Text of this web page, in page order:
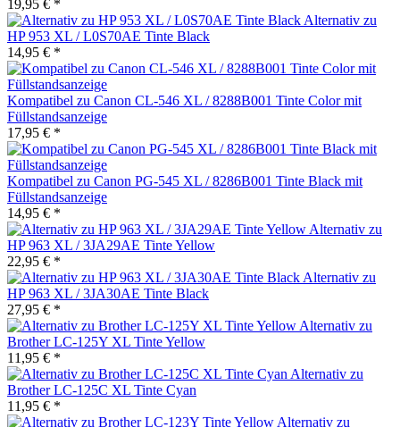
19,95 € *
Alternativ zu
HP 953 XL / L0S70AE Tinte Black
14,95 € *
Kompatibel zu Canon CL-546 XL / 8288B001 Tinte Color mit
Füllstandsanzeige
17,95 € *
Kompatibel zu Canon PG-545 XL / 8286B001 Tinte Black mit
Füllstandsanzeige
14,95 € *
Alternativ zu
HP 963 XL / 3JA29AE Tinte Yellow
22,95 € *
Alternativ zu
HP 963 XL / 3JA30AE Tinte Black
27,95 € *
Alternativ zu
Brother LC-125Y XL Tinte Yellow
11,95 € *
Alternativ zu
Brother LC-125C XL Tinte Cyan
11,95 € *
Alternativ zu